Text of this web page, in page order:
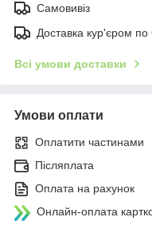
Самовивіз
Доставка кур'єром по
Всі умови доставки
Умови оплати
Оплатити частинами
Післяплата
Оплата на рахунок
Онлайн-оплата